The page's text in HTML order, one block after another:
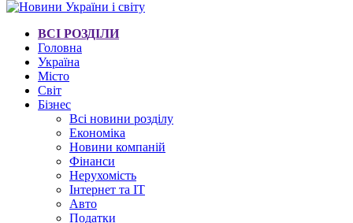
ВСІ РОЗДІЛИ
Головна
Україна
Місто
Світ
Бізнес
Всі новини розділу
Економіка
Новини компаній
Фінанси
Нерухомість
Інтернет та IT
Авто
Податки